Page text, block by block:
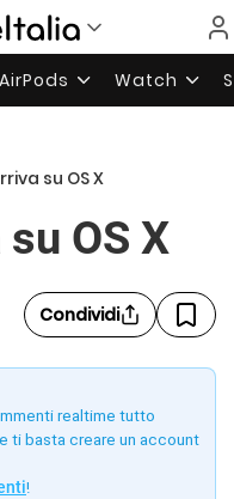
AirPods Watch
su OS X
OS X
Condividi
realtime tutto
ti basta creare un account
!